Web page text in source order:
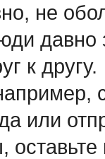
не
давно
к другу.
или